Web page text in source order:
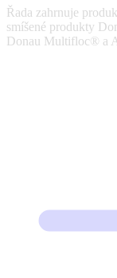
Řada zahrnuje
smíšené produkty
Donau Multifloc® a